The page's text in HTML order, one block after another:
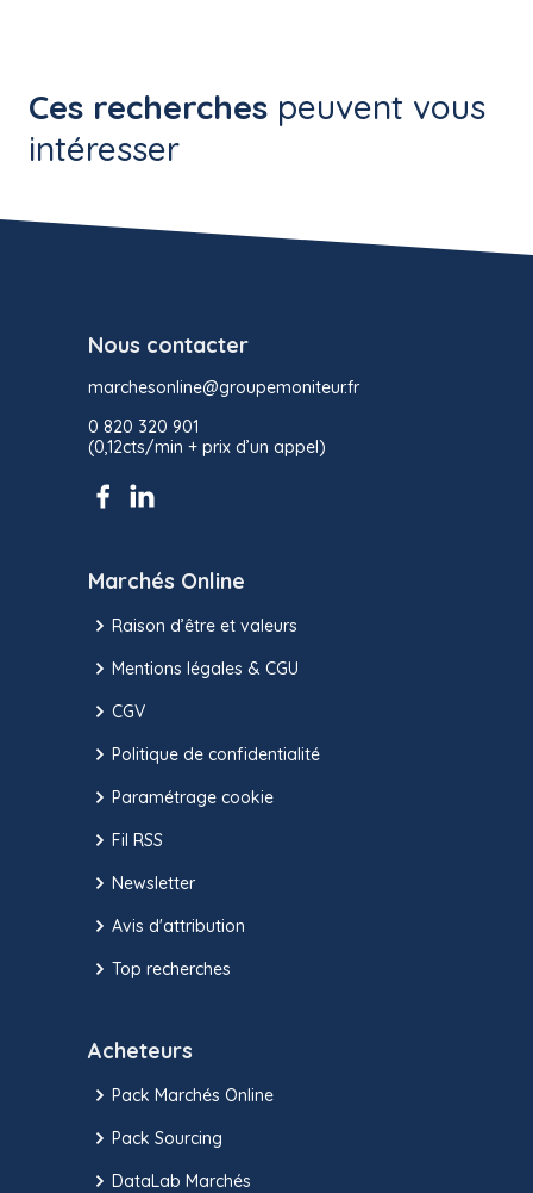
Ces recherches peuvent vous
intéresser
Nous contacter
marchesonline@groupemoniteur.fr
0 820 320 901
(0,12cts/min + prix d’un appel)
Marchés Online
Raison d’être et valeurs
Mentions légales & CGU
CGV
Politique de confidentialité
Paramétrage cookie
Fil RSS
Newsletter
Avis d'attribution
Top recherches
Acheteurs
Pack Marchés Online
Pack Sourcing
DataLab Marchés